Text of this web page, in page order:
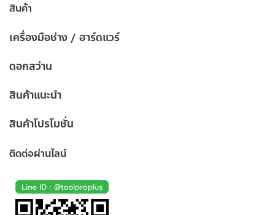
สินค้า
เครื่องมือช่าง / ฮาร์ดแวร์
ดอกสว่าน
สินค้าแนะนำ
สินค้าโปรโมชั่น
ติดต่อผ่านไลน์